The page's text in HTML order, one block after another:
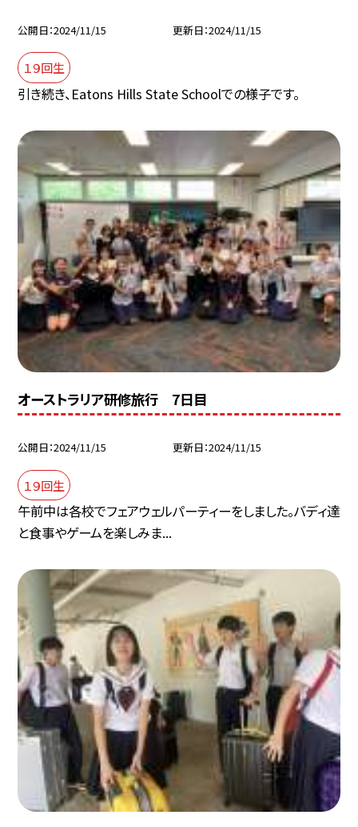
公開日 2024/11/15 更新日 2024/11/15
１９回生
引き続き、Eatons Hills State Schoolでの様子です。
オーストラリア研修旅行 7日目
公開日 2024/11/15 更新日 2024/11/15
１９回生
午前中は各校でフェアウェルパーティーをしました。バディ達
と食事やゲームを楽しみま...